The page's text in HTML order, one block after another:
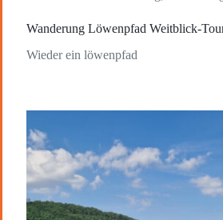
Wanderung Löwenpfad Weitblick-
Wieder ein löwenpfad